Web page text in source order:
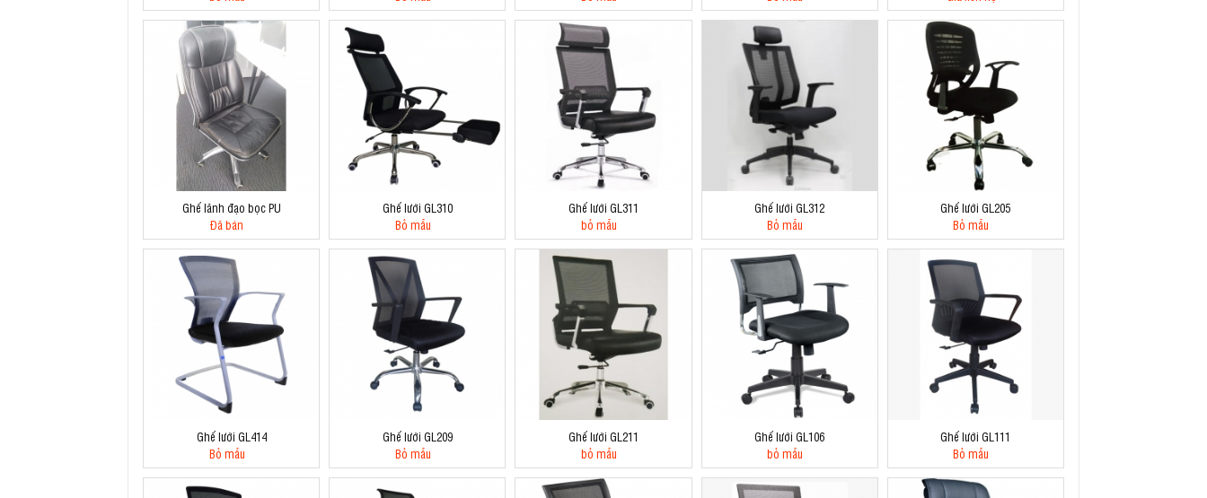
Ghế lãnh đạo bọc PU
Đã bán
Ghế lưới GL310
Bỏ mẫu
Ghế lưới GL311
bỏ mẫu
Ghế lưới GL312
Bỏ mẫu
Ghế lưới GL205
Bỏ mẫu
Ghế lưới GL414
Bỏ mẫu
Ghế lưới GL209
Bỏ mẫu
Ghế lưới GL211
bỏ mẫu
Ghế lưới GL106
bỏ mẫu
Ghế lưới GL111
Bỏ mẫu